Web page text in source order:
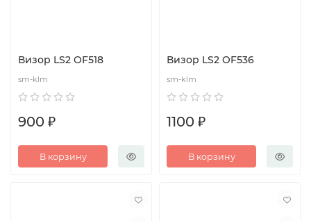
Визор LS2 OF518
sm-klm
900 ₽
В корзину
Визор LS2 OF536
sm-klm
1100 ₽
В корзину